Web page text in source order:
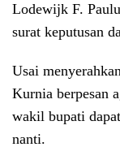
Lodewijk F.
surat keputusan
Usai
Kurnia berpesan
wakil bupati
nanti.